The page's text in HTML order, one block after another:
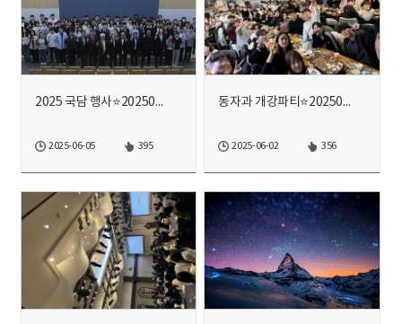
2025 국담 행사⭐20250425⭐
2025-06-05 395
동자과 개강파티⭐20250307⭐
2025-06-02 356